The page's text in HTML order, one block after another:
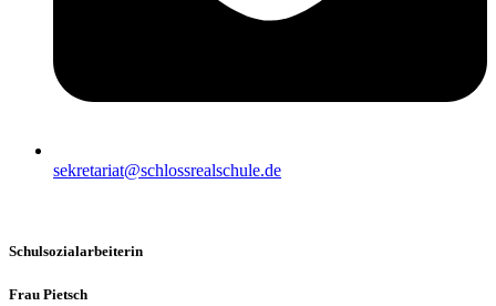
sekretariat@schlossrealschule.de
Schulsozialarbeiterin
Frau Pietsch